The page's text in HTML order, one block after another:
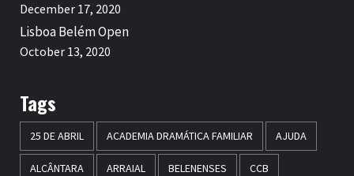
December 17, 2020
Lisboa Belém Open
October 13, 2020
Tags
25 DE ABRIL ACADEMIA DRAMÁTICA FAMILIAR AJUDA
ALCÂNTARA ARRAIAL BELENENSES CCB